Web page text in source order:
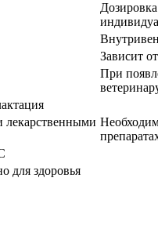
Зависит
При
лекарственными
для здоровья